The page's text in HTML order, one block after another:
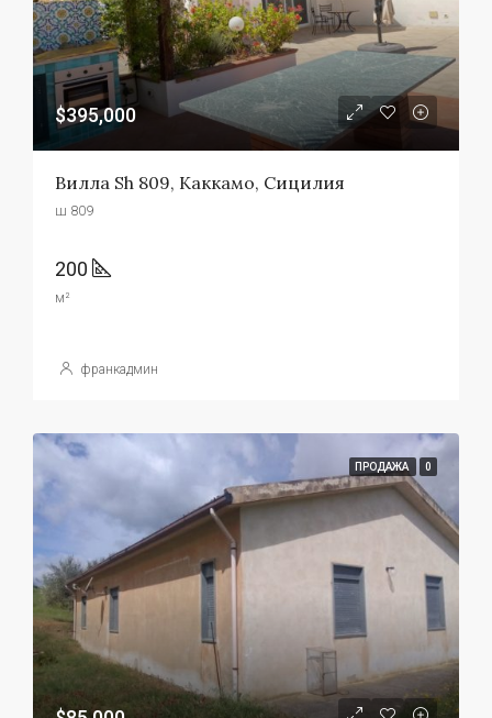
$395,000
Вилла Sh 809, Каккамо, Сицилия
ш 809
200
м²
франкадмин
ПРОДАЖА 0